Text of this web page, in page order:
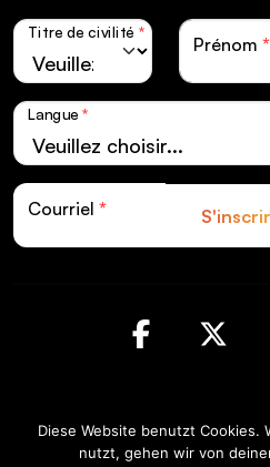
Titre de civilité *
Prénom *
Langue *
Courriel *
Kapellenstrasse 14 |
Diese Website benutzt Cookies.
nutzt, gehen wir von